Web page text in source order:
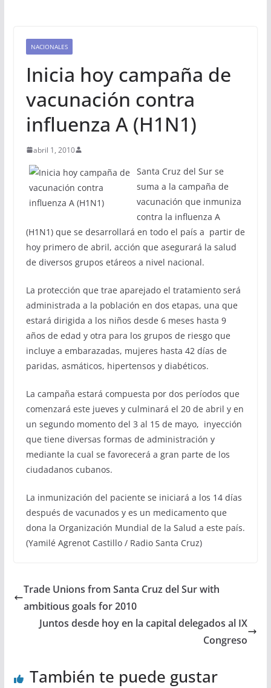
NACIONALES
Inicia hoy campaña de
vacunación contra
influenza A (H1N1)
abril 1, 2010
Santa Cruz del Sur se
suma a la campaña de
vacunación que inmuniza
contra la influenza A
(H1N1) que se desarrollará en todo el país a partir de
hoy primero de abril, acción que asegurará la salud
de diversos grupos etáreos a nivel nacional.
La protección que trae aparejado el tratamiento será
administrada a la población en dos etapas, una que
estará dirigida a los niños desde 6 meses hasta 9
años de edad y otra para los grupos de riesgo que
incluye a embarazadas, mujeres hasta 42 días de
paridas, asmáticos, hipertensos y diabéticos.
La campaña estará compuesta por dos períodos que
comenzará este jueves y culminará el 20 de abril y en
un segundo momento del 3 al 15 de mayo, inyección
que tiene diversas formas de administración y
mediante la cual se favorecerá a gran parte de los
ciudadanos cubanos.
La inmunización del paciente se iniciará a los 14 días
después de vacunados y es un medicamento que
dona la Organización Mundial de la Salud a este país.
(Yamilé Agrenot Castillo / Radio Santa Cruz)
Trade Unions from Santa Cruz del Sur with
ambitious goals for 2010
Juntos desde hoy en la capital delegados al IX
Congreso
También te puede gustar